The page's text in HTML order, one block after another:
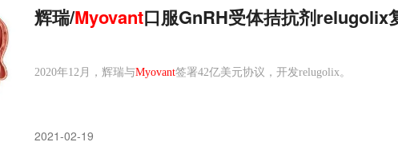
辉瑞/Myovant口服GnRH受体拮抗剂relugolix
2020年12月，辉瑞与Myovant签署42亿美元协议，开发relugolix。
2021-02-19